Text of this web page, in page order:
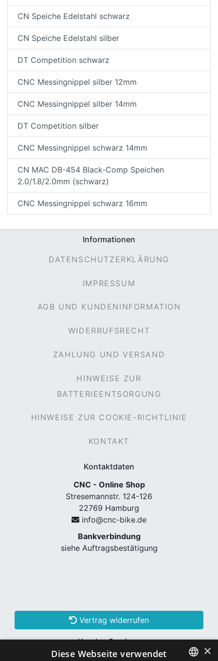
CN Speiche Edelstahl schwarz
CN Speiche Edelstahl silber
DT Competition schwarz
CNC Messingnippel silber 12mm
CNC Messingnippel silber 14mm
DT Competition silber
CNC Messingnippel schwarz 14mm
CN MAC DB-454 Black-Comp Speichen
2.0/1.8/2.0mm (schwarz)
CNC Messingnippel schwarz 16mm
Informationen
DATENSCHUTZERKLÄRUNG
IMPRESSUM
AGB UND KUNDENINFORMATION
WIDERRUFSRECHT
ZAHLUNG UND VERSAND
HINWEISE ZUR
BATTERIEENTSORGUNG
HINWEISE ZUR COOKIE-RICHTLINIE
KONTAKT
Kontaktdaten
CNC - Online Shop
Stresemannstr. 124-126
22769 Hamburg
info@cnc-bike.de
Bankverbindung
siehe Auftragsbestätigung
Vertrag widerrufen
Kunden Services
Konto erstellen
×
Diese Webseite verwendet